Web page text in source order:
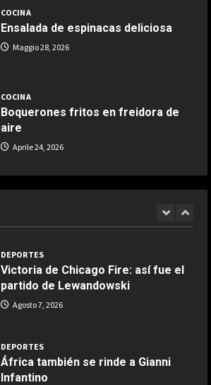
COCINA
Ensalada de espinacas deliciosa
Maggio 28, 2026
COCINA
Boquerones fritos en freidora de
aire
Aprile 24, 2026
Aprile 5, 2026
COCINA
Ternera guisada con senderuelas
Infantino
Agosto 7, 2026
una discoteca
Agosto 7, 2026
Infantino respira: Argentina le da su
apoyo oficialmente
DEPORTES
Victoria de Chicago Fire: así fue el
partido de Lewandowski
Agosto 7, 2026
DEPORTES
África también se rinde a Gianni
Infantino